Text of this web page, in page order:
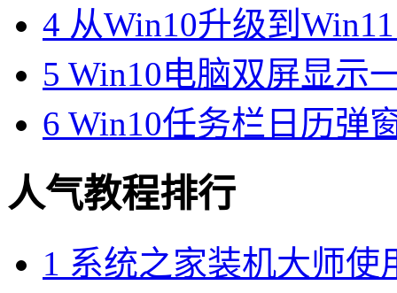
4 从Win10升级到
5 Win10电脑双屏显示
6 Win10任务栏日历弹
人气教程排行
1 系统之家装机大师使